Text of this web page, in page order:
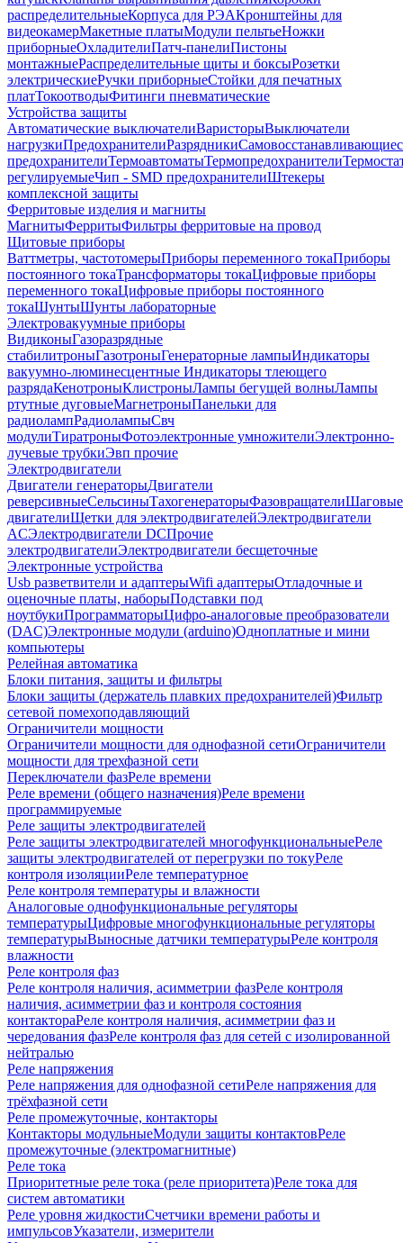
распределительныеКорпуса для РЭАКронштейны для
видеокамерМакетные платыМодули пельтьеНожки
приборныеОхладителиПатч-панелиПистоны
монтажныеРаспределительные щиты и боксыРозетки
электрическиеРучки приборныеСтойки для печатных
платТокоотводыФитинги пневматические
Устройства защиты
Автоматические выключателиВаристорыВыключатели
нагрузкиПредохранителиРазрядники
предохранителиТермоавтоматыТермопредохранители
регулируемыеЧип - SMD предохранителиШтекеры
комплексной защиты
Ферритовые изделия и магниты
МагнитыФерритыФильтры ферритовые на провод
Щитовые приборы
Ваттметры, частотомерыПриборы переменного токаПриборы
постоянного токаТрансформаторы токаЦифровые приборы
переменного токаЦифровые приборы постоянного
токаШунтыШунты лабораторные
Электровакуумные приборы
ВидиконыГазоразрядные
стабилитроныГазотроныГенераторные лампыИндикаторы
вакуумно-люминесцентные Индикаторы тлеющего
разрядаКенотроныКлистроныЛампы бегущей волныЛампы
ртутные дуговыеМагнетроныПанельки для
радиолампРадиолампыСвч
модулиТиратроныФотоэлектронные умножителиЭлектронно-
лучевые трубкиЭвп прочие
Электродвигатели
Двигатели генераторыДвигатели
реверсивныеСельсиныТахогенераторыФазовращателиШаговые
двигателиЩетки для электродвигателейЭлектродвигатели
ACЭлектродвигатели DCПрочие
электродвигателиЭлектродвигатели бесщеточные
Электронные устройства
Usb разветвители и адаптерыWifi адаптерыОтладочные и
оценочные платы, наборыПодставки под
ноутбукиПрограмматорыЦифро-аналоговые преобразователи
(DAC)Электронные модули (arduino)Одноплатные и мини
компьютеры
Релейная автоматика
Блоки питания, защиты и фильтры
Блоки защиты (держатель плавких предохранителей)Фильтр
сетевой помехоподавляющий
Ограничители мощности
Ограничители мощности для однофазной сетиОграничители
мощности для трехфазной сети
Переключатели фазРеле времени
Реле времени (общего назначения)Реле времени
программируемые
Реле защиты электродвигателей
Реле защиты электродвигателей многофункциональныеРеле
защиты электродвигателей от перегрузки по токуРеле
контроля изоляцииРеле температурное
Реле контроля температуры и влажности
Аналоговые однофункциональные регуляторы
температурыЦифровые многофункциональные регуляторы
температурыВыносные датчики температурыРеле контроля
влажности
Реле контроля фаз
Реле контроля наличия, асимметрии фазРеле контроля
наличия, асимметрии фаз и контроля состояния
контактораРеле контроля наличия, асимметрии фаз и
чередования фазРеле контроля фаз для сетей с изолированной
нейтралью
Реле напряжения
Реле напряжения для однофазной сетиРеле напряжения для
трёхфазной сети
Реле промежуточные, контакторы
Контакторы модульныеМодули защиты контактовРеле
промежуточные (электромагнитные)
Реле тока
Приоритетные реле тока (реле приоритета)Реле тока для
систем автоматики
Реле уровня жидкостиСчетчики времени работы и
импульсовУказатели, измерители